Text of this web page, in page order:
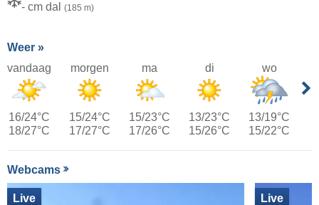
- cm dal (185 m)
Weer »
vandaag
16/24°C
18/27°C
morgen
15/24°C
17/27°C
ma
15/23°C
17/26°C
di
13/23°C
15/26°C
wo
13/19°C
15/22°C
Webcams
Live Live